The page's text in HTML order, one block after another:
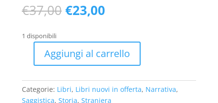
€37,00 Il
prezzo
era:
€37,00.
€23,00Il
è:
€23,00.
1 disponibili
(nuovo
1
Aggiungi al carrello
Categorie: Libri, Libri nuovi in offerta, Narrativa,
Saggistica, Storia, Straniera